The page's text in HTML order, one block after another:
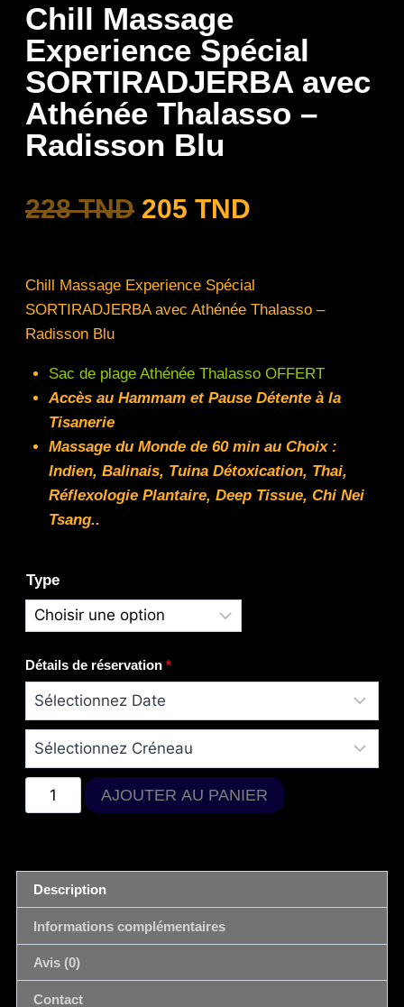
Chill Massage
Experience Spécial
SORTIRADJERBA avec
Athénée Thalasso –
Radisson Blu
228TND 205 TND
Chill Massage Experience Spécial
SORTIRADJERBA avec Athénée Thalasso –
Radisson Blu
Sac de plage Athénée Thalasso OFFERT
Accès au Hammam et Pause Détente à la
Tisanerie
Massage du Monde de 60 min au Choix :
Indien, Balinais, Tuina Détoxication, Thai,
Réflexologie Plantaire, Deep Tissue, Chi Nei
Tsang..
Type
Détails de réservation *
AJOUTER AU PANIER
Description
Informations complémentaires
Avis (0)
Contact